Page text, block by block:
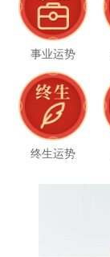
事业运势
终生运势